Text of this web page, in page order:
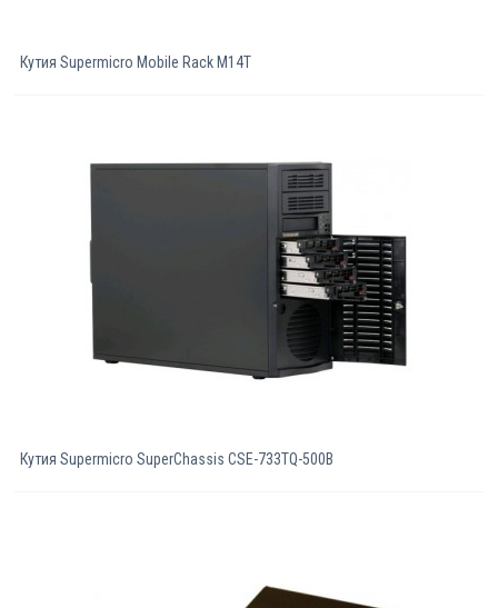
Кутия Supermicro Mobile Rack M14T
Кутия Supermicro SuperChassis CSE-733TQ-500B